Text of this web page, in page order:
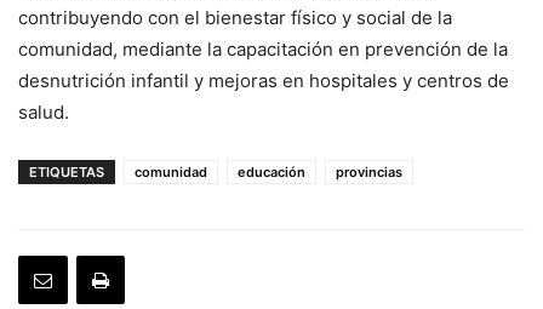
contribuyendo con el bienestar físico y social de la
comunidad, mediante la capacitación en prevención de la
desnutrición infantil y mejoras en hospitales y centros de
salud.
ETIQUETAS comunidad educación provincias